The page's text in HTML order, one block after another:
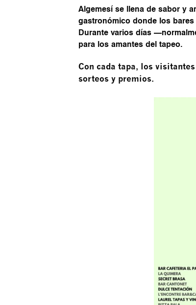
Algemesí se llena de sabor y
gastronómico donde los
Durante varios días
para los amantes del tapeo.
Con cada tapa, los
sorteos y premios.